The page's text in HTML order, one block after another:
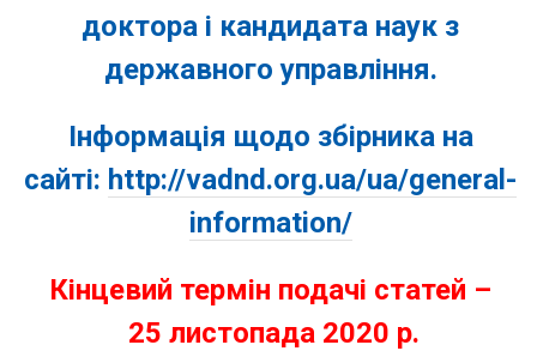
доктора і кандидата наук з
державного управління.
Інформація щодо збірника на
сайті: http://vadnd.org.ua/ua/general-
information/
Кінцевий термін подачі статей –
25 листопада 2020 р.